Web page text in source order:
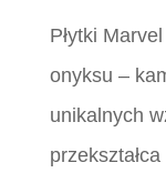
Płytki
onyksu –
unikalnych